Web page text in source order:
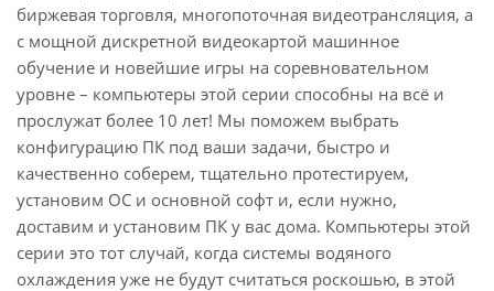
биржевая торговля, многопоточная видеотрансляция, а
с мощной дискретной видеокартой машинное
обучение и новейшие игры на соревновательном
уровне – компьютеры этой серии способны на всё и
прослужат более 10 лет! Мы поможем выбрать
конфигурацию ПК под ваши задачи, быстро и
качественно соберем, тщательно протестируем,
установим ОС и основной софт и, если нужно,
доставим и установим ПК у вас дома. Компьютеры этой
серии это тот случай, когда системы водяного
охлаждения уже не будут считаться роскошью, в этой